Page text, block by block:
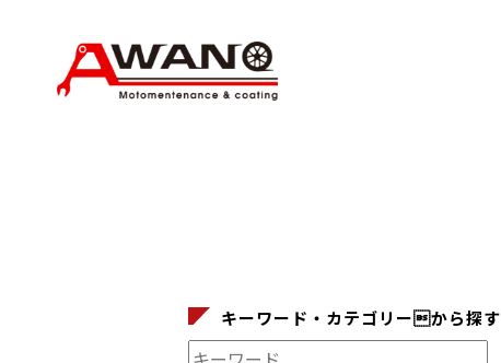
キーワード・カテゴリーから探す